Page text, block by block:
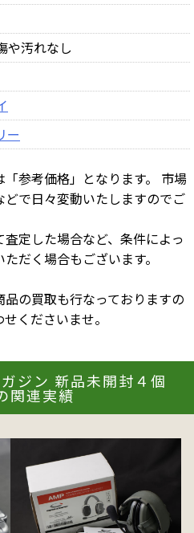
や汚れなし
ー
参考価格」となります。 市場
で日々変動いたしますのでご
定した場合など、条件によっ
だく場合もございます。
の買取も行なっておりますの
くださいませ。
ジン 新品未開封４個
関連実績